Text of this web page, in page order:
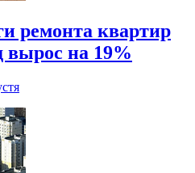
ремонта квартир
вырос на 19%